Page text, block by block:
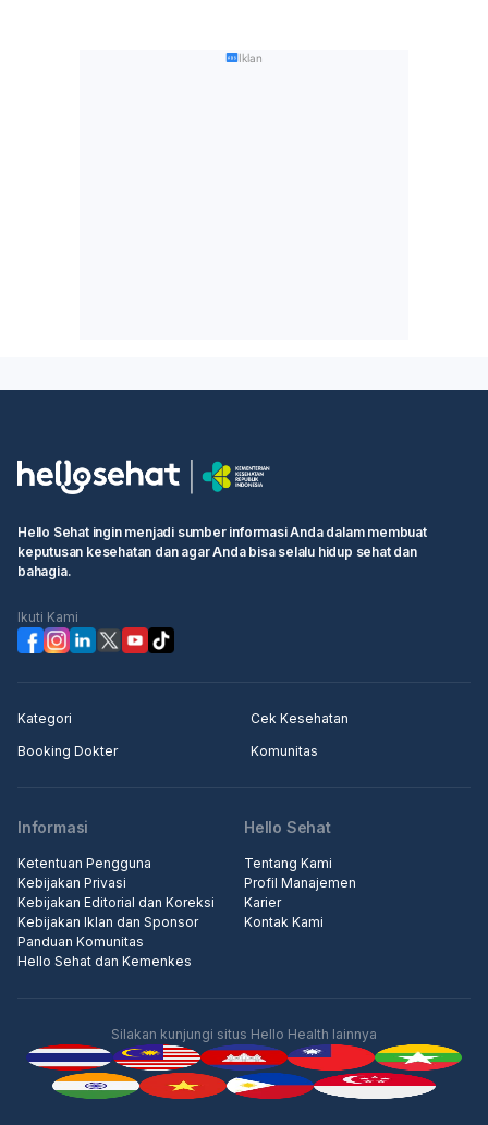
Iklan
Hello Sehat ingin menjadi sumber informasi Anda dalam membuat
keputusan kesehatan dan agar Anda bisa selalu hidup sehat dan
bahagia.
Ikuti Kami
Kategori
Cek Kesehatan
Booking Dokter
Komunitas
Informasi
Ketentuan Pengguna
Kebijakan Privasi
Kebijakan Editorial dan Koreksi
Kebijakan Iklan dan Sponsor
Panduan Komunitas
Hello Sehat dan Kemenkes
Hello Sehat
Tentang Kami
Profil Manajemen
Karier
Kontak Kami
Silakan kunjungi situs Hello Health lainnya